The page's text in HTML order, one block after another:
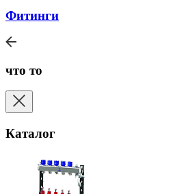
Фитинги
что то
Каталог